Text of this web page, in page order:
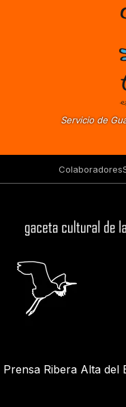
Servicio de
Colaboradores
Prensa Ribera Alta del